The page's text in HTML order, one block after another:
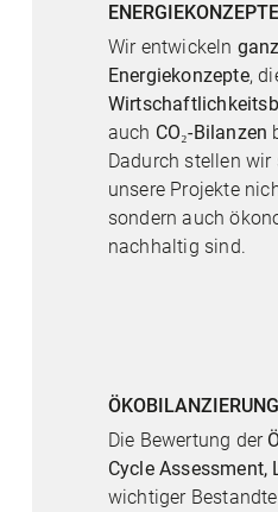
ENERGIEKONZEPTE
Wir entwickeln
Energiekonzepte,
auch CO₂-Bilanzen
Dadurch stellen wir
unsere Projekte
sondern auch
nachhaltig sind.
Die Bewertung der
Cycle Assessment,
wichtiger